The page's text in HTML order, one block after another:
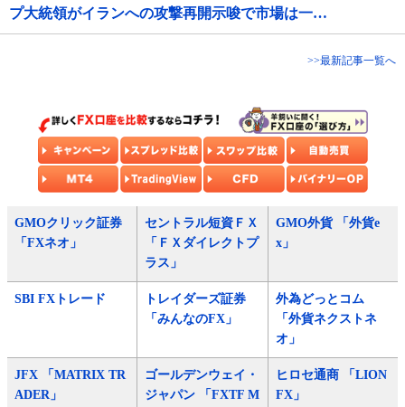
プ大統領がイランへの攻撃再開示唆で市場は一…
>>最新記事一覧へ
GMOクリック証券
「FXネオ」
セントラル短資ＦＸ
「ＦＸダイレクトプ
ラス」
GMO外貨 「外貨e
x」
SBI FXトレード
トレイダーズ証券
「みんなのFX」
外為どっとコム
「外貨ネクストネ
オ」
JFX 「MATRIX TR
ADER」
ゴールデンウェイ・
ジャパン 「FXTF M
ヒロセ通商 「LION
FX」